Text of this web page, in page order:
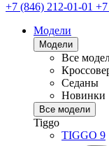
+7 (846) 212-01-01 +7
Модели
Модели
Все
Седаны
Новинки
Все модели
Tiggo
TIGGO 9